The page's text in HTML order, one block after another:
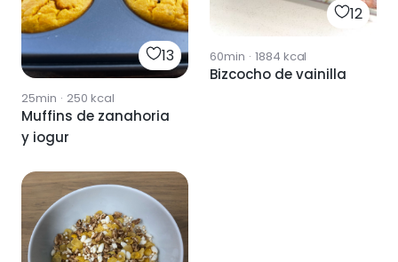
13
25min · 250 kcal
Muffins de zanahoria
y iogur
12
60min · 1884 kcal
Bizcocho de vainilla